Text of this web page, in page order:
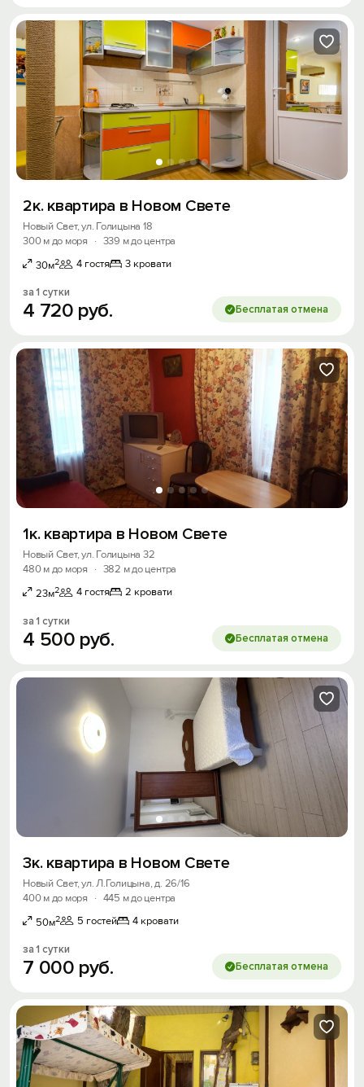
2к. квартира в Новом Свете
Новый Свет, ул. Голицына 18
300 м до моря
· 339 м до центра
30м2 4 гостя 3 кровати
за 1 сутки
4 720 руб. Бесплатая отмена
1к. квартира в Новом Свете
Новый Свет, ул. Голицына 32
480 м до моря
· 382 м до центра
23м2 4 гостя 2 кровати
за 1 сутки
4 500 руб. Бесплатая отмена
3к. квартира в Новом Свете
Новый Свет, ул. Л.Голицына, д. 26/16
400 м до моря
· 445 м до центра
50м2 5 гостей 4 кровати
за 1 сутки
7 000 руб. Бесплатая отмена